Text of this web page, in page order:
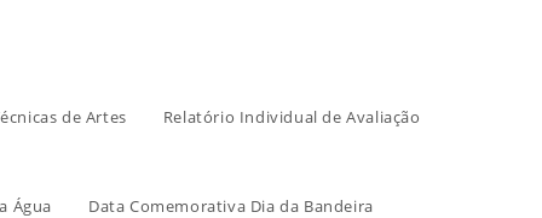
de Artes Relatório Individual de Avaliação
Água Data Comemorativa Dia da Bandeira